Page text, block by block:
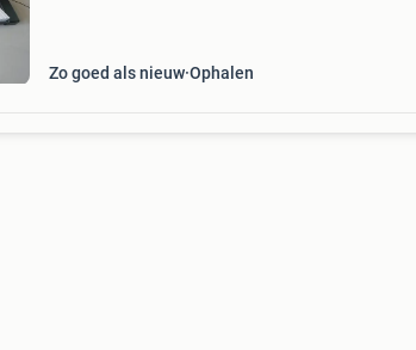
Zo goed als nieuw Ophalen